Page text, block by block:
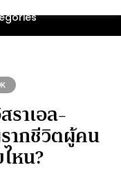
ราเอล-
ากชีวิตผู้คน
หน?